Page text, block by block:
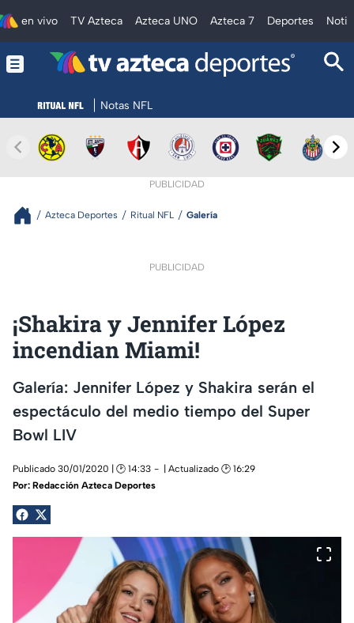
en vivo TV Azteca Azteca UNO Azteca 7 Deportes
Notas NFL
PUBLICIDAD
Azteca Deportes Ritual NFL Galería
PUBLICIDAD
¡Shakira y Jennifer López
incendian Miami!
Galería: Jennifer López y Shakira serán el
espectáculo del medio tiempo del Super
Bowl LIV
Publicado 30/01/2020 | 🕑 14:33
| Actualizado 🕑 16:29
Por: Redacción Azteca Deportes